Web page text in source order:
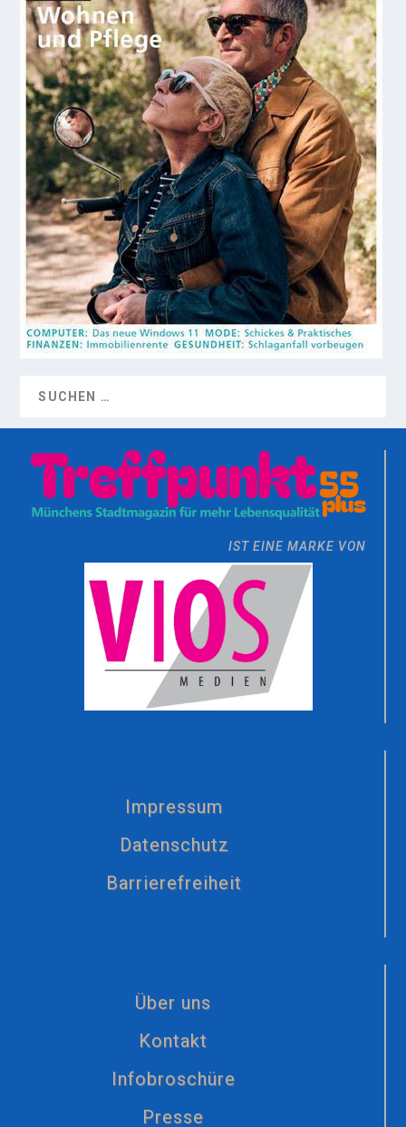
IST EINE MARKE VON
Impressum
Datenschutz
Barrierefreiheit
Über uns
Kontakt
Infobroschüre
Presse